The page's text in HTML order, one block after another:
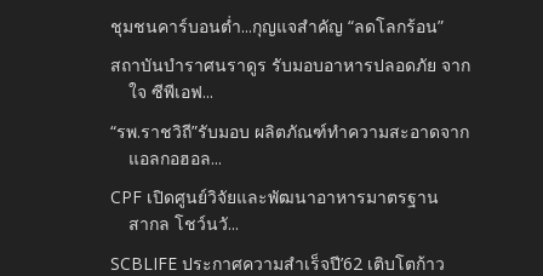
ชุมชนคาร์บอนต่ำ...กุญแจสำคัญ “ลดโลกร้อน”
สถาบันบำราศนราดูร รับมอบอาหารปลอดภัย จาก
ใจ ซีพีเอฟ...
“รพ.ราชวิถี”รับมอบ ผลิตภัณฑ์ทำความสะอาดจาก
แอลกอฮอล...
CPF เปิดศูนย์วิจัยและพัฒนาอาหารมาตรฐาน
สากล โชว์นวั...
SCBLIFE ประกาศความสำเร็จปี’62 เติบโตก้าว